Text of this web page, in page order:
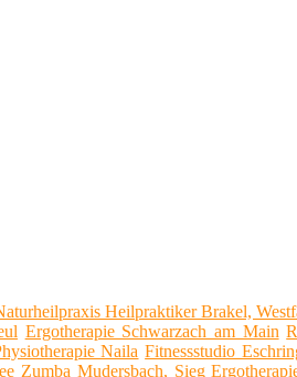
Heilpraktiker Brakel,
Ergotherapie Schwarzach am Main
Naila Fitnessstudio
Zumba Mudersbach, Sieg